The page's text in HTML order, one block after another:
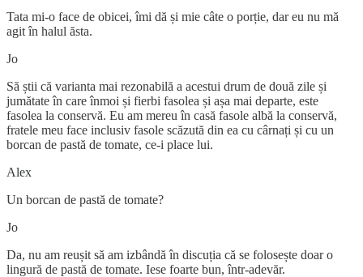
Tata mi-o face de obicei, îmi dă și mie câte o porție, dar eu nu mă
agit în halul ăsta.
Jo
Să știi că varianta mai rezonabilă a acestui drum de două zile și
jumătate în care înmoi și fierbi fasolea și așa mai departe, este
fasolea la conservă. Eu am mereu în casă fasole albă la conservă,
fratele meu face inclusiv fasole scăzută din ea cu cârnați și cu un
borcan de pastă de tomate, ce-i place lui.
Alex
Un borcan de pastă de tomate?
Jo
Da, nu am reușit să am izbândă în discuția că se folosește doar o
lingură de pastă de tomate. Iese foarte bun, într-adevăr.